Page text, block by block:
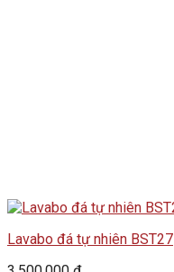
Lavabo đá tự nhiên BST27